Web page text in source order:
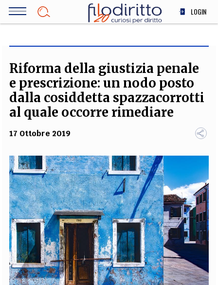
Salta
LOGIN
SOCIETÀ
MEDICINA
SCIENZA
STORIA E FILOSOFIA
TEAM
FILODIRITTO REDAZIONE COMITATO SCIENTIFICO AUTORI CURATORI
FOTOGRAFI PARTNER COLLABORA CON NOI
EXTRA
CODICI RUBRICHE PROCEEDINGS PUBBLICITÀ CONTATTI
SOCIAL MEDIA
Riforma della giustizia penale
e prescrizione: un nodo posto
dalla cosiddetta spazzacorrotti
al quale occorre rimediare
17 Ottobre 2019